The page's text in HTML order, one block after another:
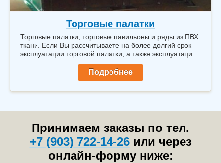
Торговые палатки
Торговые палатки, торговые павильоны и ряды из ПВХ
ткани. Если Вы рассчитываете на более долгий срок
эксплуатации торговой палатки, а также эксплуатацию
торговой палатки в зимний период, то мы
рекомендуем Вам заказать изготовление торговых
палаток из ткани ПВХ.
Подробнее
Принимаем заказы по тел.
+7 (903) 722-14-26или через
онлайн-форму ниже: